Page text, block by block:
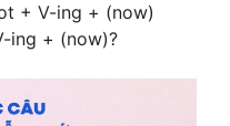
+ V-ing + (now)
ing + (now)?